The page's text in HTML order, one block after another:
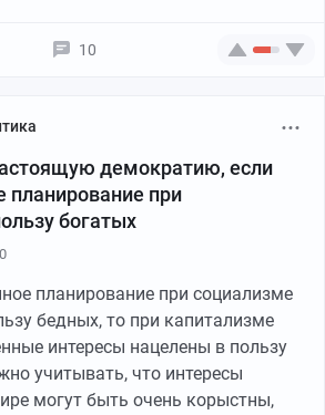
граждане, наблюдающие за
избирателей).
и проявлять разумность,
знать, что на планете нет
а есть власть элит. И всю
правили элиты! И то, что
финансовые элиты, которым
и смена власти, чтобы из
делать своих
элита пришла на смену
10
демократию, если
планирование при
богатых
0
планирование при социализме
бедных, то при капитализме
интересы нацелены в пользу
учитывать, что интересы
могут быть очень корыстны,